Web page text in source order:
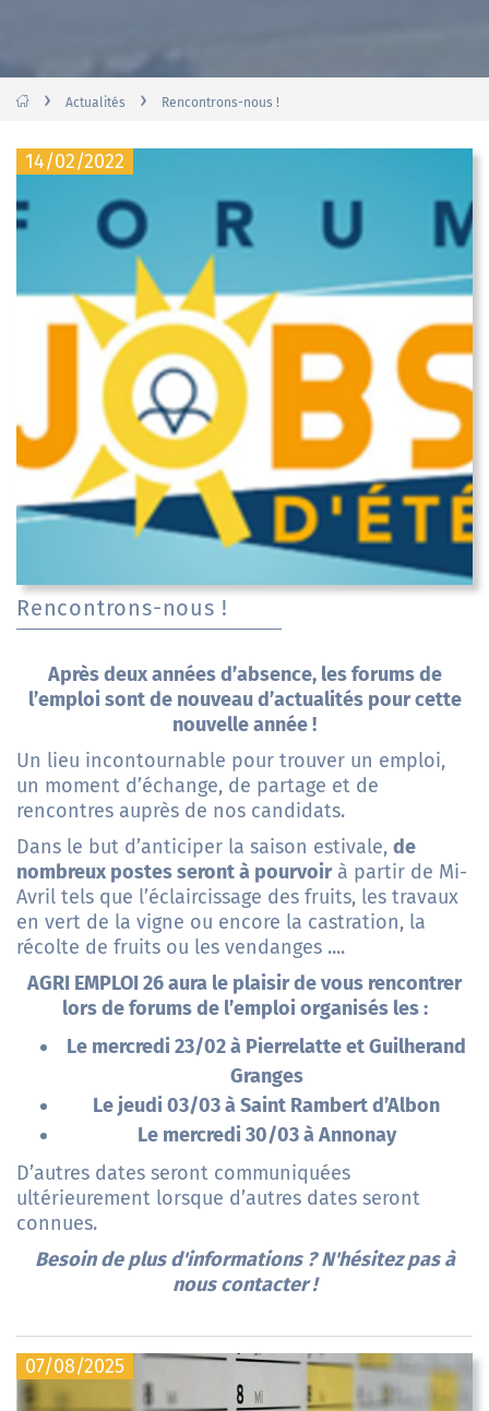
› Actualités › Rencontrons-nous !
14/02/2022
Rencontrons-nous !
Après deux années d’absence, les forums de
l’emploi sont de nouveau d’actualités pour cette
nouvelle année !
Un lieu incontournable pour trouver un emploi,
un moment d’échange, de partage et de
rencontres auprès de nos candidats.
Dans le but d’anticiper la saison estivale, de
nombreux postes seront à pourvoirà partir de Mi-
Avril tels que l’éclaircissage des fruits, les travaux
en vert de la vigne ou encore la castration, la
récolte de fruits ou les vendanges ....
AGRI EMPLOI 26 aura le plaisir de vous rencontrer
lors de forums de l’emploi organisés les :
Le mercredi 23/02 à Pierrelatte et Guilherand
Granges
Le jeudi 03/03 à Saint Rambert d’Albon
Le mercredi 30/03 à Annonay
D’autres dates seront communiquées
ultérieurement lorsque d’autres dates seront
connues.
Besoin de plus d'informations ? N'hésitez pas à
nous contacter !
07/08/2025